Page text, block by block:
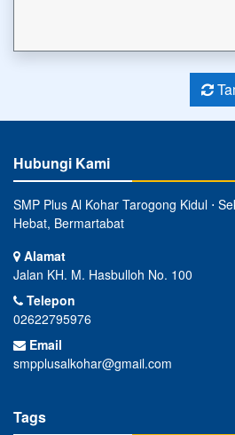
Hubungi Kami
SMP Plus Al Kohar Tarogong Kidul ⋅
Hebat, Bermartabat
Alamat
Jalan KH. M. Hasbulloh No. 100
Telepon
02622795976
Email
smpplusalkohar@gmail.com
Tags